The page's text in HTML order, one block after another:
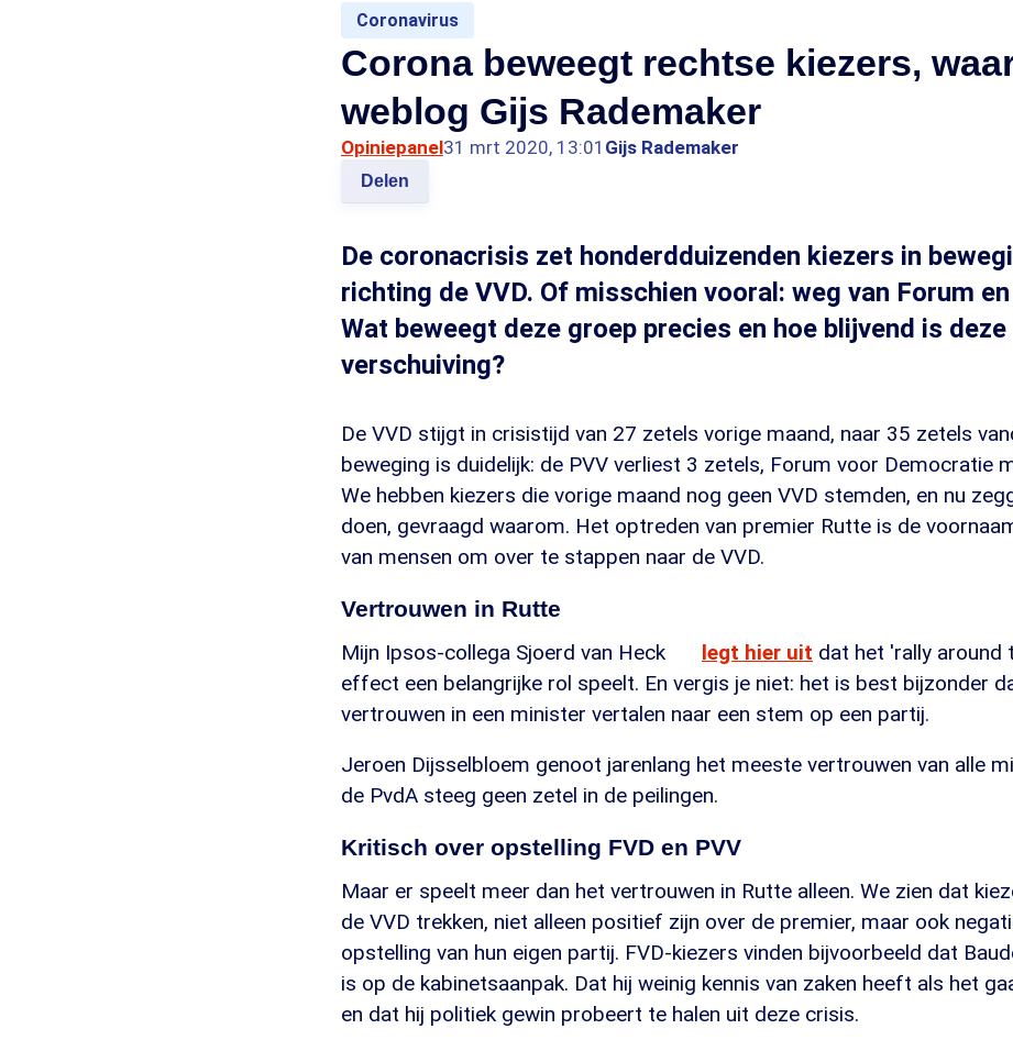
Coronavirus
Corona beweegt rechtse kiezers,
weblog Gijs Rademaker
Opiniepanel31 mrt 2020, 13:01 Gijs Rademaker
Delen
De coronacrisis zet honderdduizenden kiezers in
richting de VVD. Of misschien vooral: weg van Forum en
Wat beweegt deze groep precies en hoe blijvend is deze
verschuiving?
De VVD stijgt in crisistijd van 27 zetels vorige maand, naar 35 zetels
beweging is duidelijk: de PVV verliest 3 zetels, Forum voor Democratie
We hebben kiezers die vorige maand nog geen VVD stemden, en nu
doen, gevraagd waarom. Het optreden van premier Rutte is de
van mensen om over te stappen naar de VVD.
Vertrouwen in Rutte
Mijn Ipsos-collega Sjoerd van Heck
legt hier uit dat het 'rally around
effect een belangrijke rol speelt. En vergis je niet: het is best bijzonder
vertrouwen in een minister vertalen naar een stem op een partij.
Jeroen Dijsselbloem genoot jarenlang het meeste vertrouwen van alle
de PvdA steeg geen zetel in de peilingen.
Kritisch over opstelling FVD en PVV
Maar er speelt meer dan het vertrouwen in Rutte alleen. We zien dat
de VVD trekken, niet alleen positief zijn over de premier, maar ook
opstelling van hun eigen partij. FVD-kiezers vinden bijvoorbeeld dat
is op de kabinetsaanpak. Dat hij weinig kennis van zaken heeft als het
en dat hij politiek gewin probeert te halen uit deze crisis.